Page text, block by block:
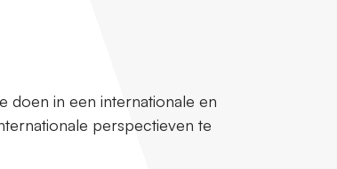
doen in een internationale en
perspectieven te